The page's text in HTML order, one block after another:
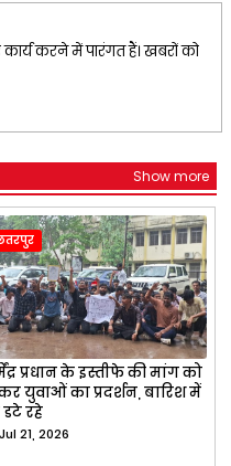
कार्य करने में पारंगत हैं। खबरों को
Show more
प्रधान के इस्तीफे की मांग को
युवाओं का प्रदर्शन, बारिश में
डटे रहे
Jul 21, 2026